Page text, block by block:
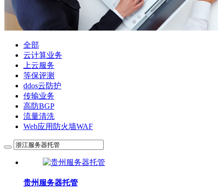
全部
云计算业务
上云服务
等保评测
ddos云防护
传输业务
高防BGP
流量清洗
Web应用防火墙WAF
贵州服务器托管